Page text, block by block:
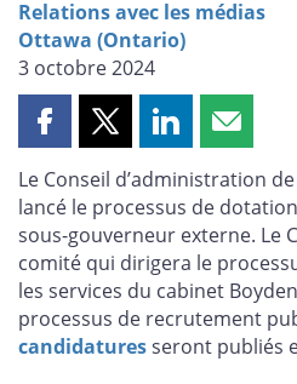
Relations avec les médias
Ottawa (Ontario)
3 octobre 2024
Partager
page
sur
Facebook
Partager
page
sur
X
Partager
page
sur
LinkedIn
Partager
page
par
courriel
Le Conseil d’administration
lancé le processus de
sous-gouverneur externe. Le
comité qui dirigera le
les services du cabinet
processus de recrutement
candidaturesseront publiés